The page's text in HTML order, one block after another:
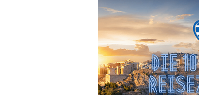
Reiseziel Belgien
Reiseziel Schottland